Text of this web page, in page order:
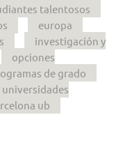
talentosos
europa
investigación y
opciones
de grado
universidades
ub